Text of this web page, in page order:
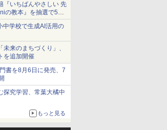
『いちばんやさしい 先
の教本』を抽選で5名
締切は2026年8月12
中学校で生成AI活用の
来のまちづくり」、
を追加開催
書を8月6日に発売、7
探究学習、常葉大橘中
もっと見る